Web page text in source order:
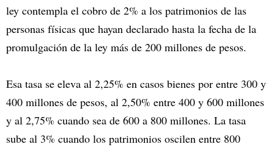
ley contempla el cobro de 2% a los patrimonios de las
personas físicas que hayan declarado hasta la fecha de la
promulgación de la ley más de 200 millones de pesos.
Esa tasa se eleva al 2,25% en casos bienes por entre 300 y
400 millones de pesos, al 2,50% entre 400 y 600 millones
y al 2,75% cuando sea de 600 a 800 millones. La tasa
sube al 3% cuando los patrimonios oscilen entre 800